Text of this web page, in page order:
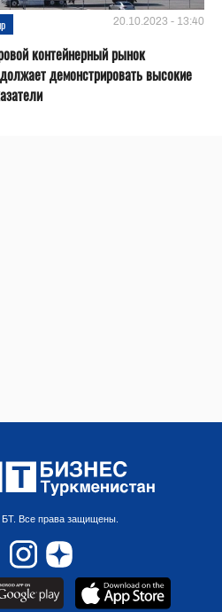
20.10.2023 - 13:40
контейнерный рынок
демонстрировать высокие
Все права защищены.